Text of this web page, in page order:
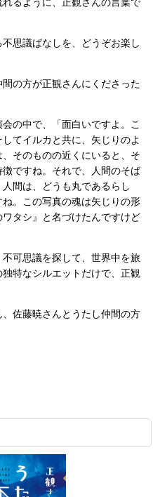
思議ばなしを、どうぞお楽し
の方が正観さんにくださった
の中で、「面白いですよ。こ
てイルカと共に、矢じりのよ
そのものの近くにいると、そ
ですね。それで、人間のそば
間は、どうも丸であるらし
。この写真の魂は矢じりの形
タシ』と名づけたんですけど
可思議を探して、世界中を旅
特なシルエットだけで、正観
佐藤暁さんとうたし仲間の方